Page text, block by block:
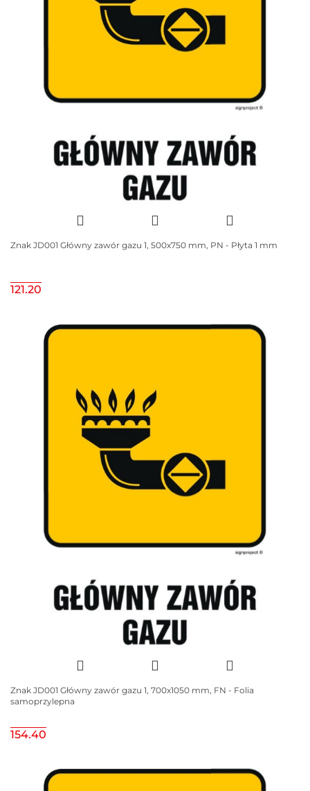
Znak JD001 Główny zawór gazu 1, 500x750 mm, PN - Płyta 1 mm
121.20
Znak JD001 Główny zawór gazu 1, 700x1050 mm, FN - Folia
samoprzylepna
154.40